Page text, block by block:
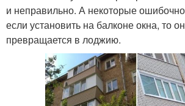
и неправильно. А некоторые
если установить на балконе окна, то
превращается в лоджию.